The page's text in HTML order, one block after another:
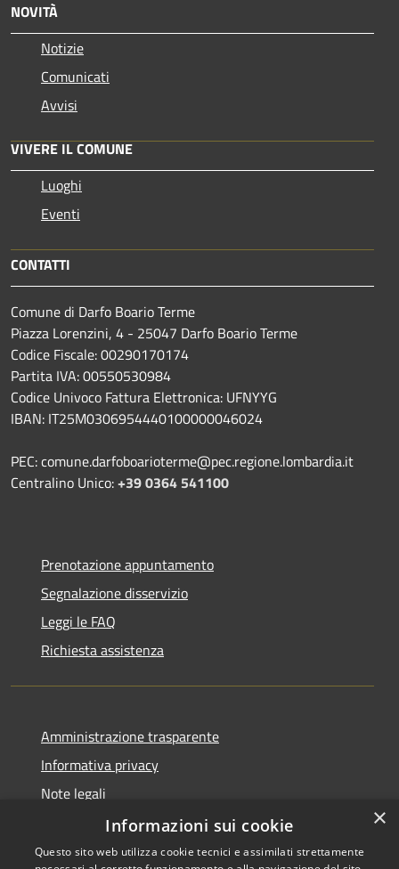
NOVITÀ
Notizie
Comunicati
Avvisi
VIVERE IL COMUNE
Luoghi
Eventi
CONTATTI
Comune di Darfo Boario Terme
Piazza Lorenzini, 4 - 25047 Darfo Boario Terme
Codice Fiscale: 00290170174
Partita IVA: 00550530984
Codice Univoco Fattura Elettronica: UFNYYG
IBAN: IT25M0306954440100000046024
PEC: comune.darfoboarioterme@pec.regione.lombardia.it
Centralino Unico:+39 0364 541100
Prenotazione appuntamento
Segnalazione disservizio
Leggi le FAQ
Richiesta assistenza
Amministrazione trasparente
Informativa privacy
Note legali
Dichiarazione di accessibilità
×
Informazioni sui cookie
Questo sito web utilizza cookie tecnici e assimilati strettamente